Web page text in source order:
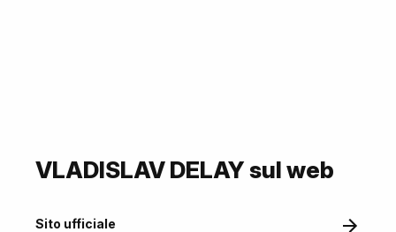
VLADISLAV DELAY sul web
Sito ufficiale